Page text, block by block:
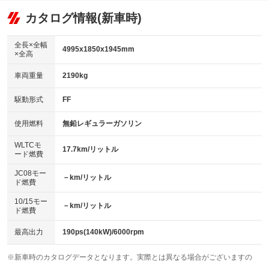
リフトアップ
：装備なし
：装備なし
パワーウィンドウ
アイドリングストップ
：装備あり
USB入力端子
：装備あり
100V電源
：装備あり
センターデフロック
：装備なし
電動格納ミラー
：装備あり
ビジュアル
：装備なし
：装備あり
革シート
キーレス
HID(キセノンライト)
：装備なし
バックカメラ
：装備あり
エアロ
：装備なし
：装備なし
パワーシート
ベンチシート
：装備なし
チップアップシート
：装備あり
：装備なし ：装備あり
カタログ情報(新車時)
全長×全幅
×全高
4995x1850x1945mm
車両重量 2190kg
駆動形式 FF
使用燃料 無鉛レギュラーガソリン
WLTCモ
ード燃費
17.7km/リットル
JC08モー
ド燃費
－km/リットル
10/15モー
ド燃費
－km/リットル
最高出力 190ps(140kW)/6000rpm
※新車時のカタログデータとなります。実際とは異なる場合がございますの